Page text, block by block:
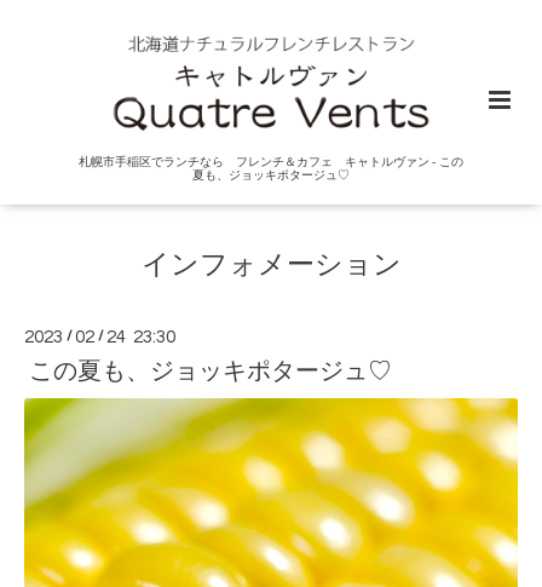
札幌市手稲区でランチなら フレンチ＆カフェ キャトルヴァン - この
夏も、ジョッキポタージュ♡
インフォメーション
2023 /02 / 24 23:30
この夏も、ジョッキポタージュ♡